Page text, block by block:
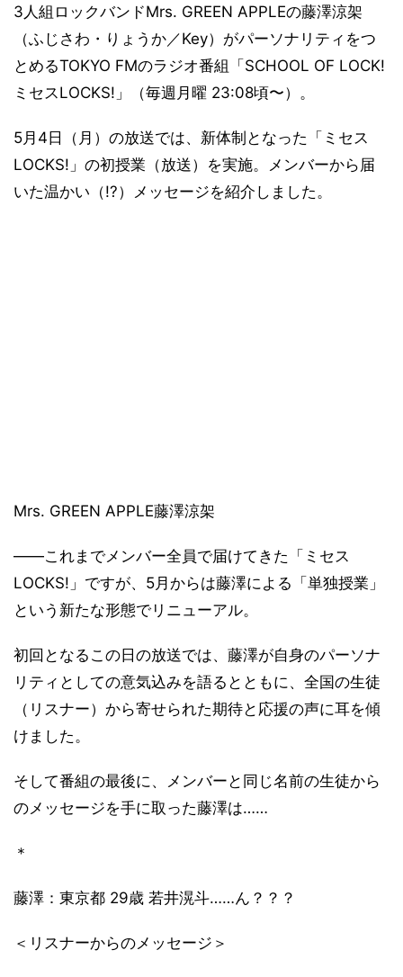
3人組ロックバンドMrs. GREEN APPLEの藤澤涼架
（ふじさわ・りょうか／Key）がパーソナリティをつ
とめるTOKYO FMのラジオ番組「SCHOOL OF LOCK!
ミセスLOCKS!」（毎週月曜 23:08頃〜）。
5月4日（月）の放送では、新体制となった「ミセス
LOCKS!」の初授業（放送）を実施。メンバーから届
いた温かい（!?）メッセージを紹介しました。
Mrs. GREEN APPLE藤澤涼架
――これまでメンバー全員で届けてきた「ミセス
LOCKS!」ですが、5月からは藤澤による「単独授業」
という新たな形態でリニューアル。
初回となるこの日の放送では、藤澤が自身のパーソナ
リティとしての意気込みを語るとともに、全国の生徒
（リスナー）から寄せられた期待と応援の声に耳を傾
けました。
そして番組の最後に、メンバーと同じ名前の生徒から
のメッセージを手に取った藤澤は……
＊
藤澤：東京都 29歳 若井滉斗……ん？？？
＜リスナーからのメッセージ＞